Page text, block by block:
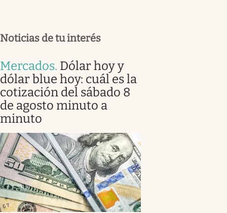
Noticias de tu interés
Mercados. Dólar hoy y
dólar blue hoy: cuál es la
cotización del sábado 8
de agosto minuto a
minuto